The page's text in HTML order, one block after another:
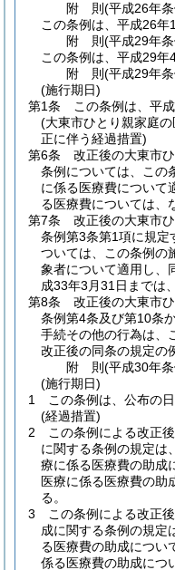
附 則(平成26年
この条例は、平成26年
附 則(平成29年
この条例は、平成29年
附 則(平成29年
(施行期日)
第1条
この条例は、平
(大東市ひとり親家庭
正に伴う経過措置)
第6条
改正後の大東市
条例については、この
に係る医療費について
る医療費については、
第7条
改正後の大東市
条例第3条第1項に規定
ついては、この条例の
象者について適用し、
成33年3月31日までは
第8条
改正後の大東市
条例第4条及び第10条
手続その他の行為は、
改正後の同条の規定の
附 則(平成30年
(施行期日)
1
この条例は、公布の
(経過措置)
2
この条例による改正
に関する条例の規定は
療に係る医療費の助成
医療に係る医療費の助
る。
3
この条例による改正
成に関する条例の規定
る医療費の助成につい
係る医療費の助成につ